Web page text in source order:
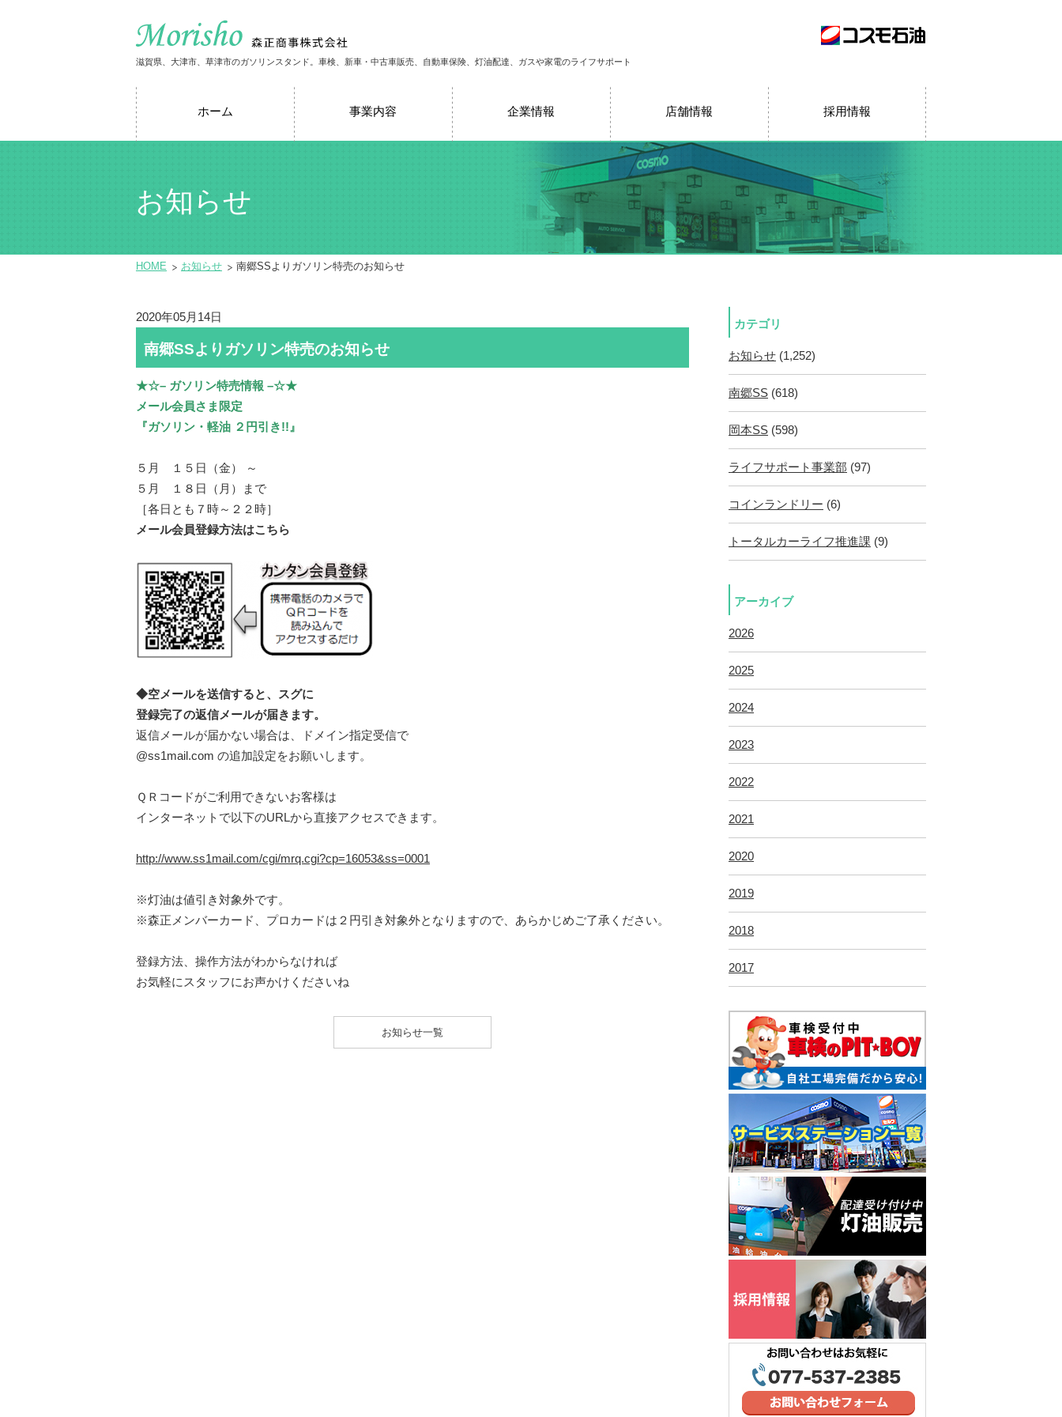
滋賀県、大津市、草津市のガソリンスタンド。車検、新車・中古車販売、自動車保険、灯油配達、ガスや家電のライフサポート
ホーム 事業内容 企業情報 店舗情報 採用情報
お知らせ
HOME お知らせ 南郷SSよりガソリン特売のお知らせ
2020年05月14日
南郷SSよりガソリン特売のお知らせ
★☆– ガソリン特売情報 –☆★
メール会員さま限定
『ガソリン・軽油 ２円引き!!』
５月 １５日（金） ～
５月 １８日（月）まで
［各日とも７時～２２時］
メール会員登録方法はこちら
◆空メールを送信すると、スグに
登録完了の返信メールが届きます。
返信メールが届かない場合は、ドメイン指定受信で
@ss1mail.com の追加設定をお願いします。
ＱＲコードがご利用できないお客様は
インターネットで以下のURLから直接アクセスできます。
http://www.ss1mail.com/cgi/mrq.cgi?cp=16053&ss=0001
※灯油は値引き対象外です。
※森正メンバーカード、プロカードは２円引き対象外となりますので、あらかじめご了承ください。
登録方法、操作方法がわからなければ
お気軽にスタッフにお声かけくださいね
お知らせ一覧
カテゴリ
お知らせ (1,252)
南郷SS (618)
岡本SS (598)
ライフサポート事業部 (97)
コインランドリー (6)
トータルカーライフ推進課 (9)
アーカイブ
2026
2025
2024
2023
2022
2021
2020
2019
2018
2017